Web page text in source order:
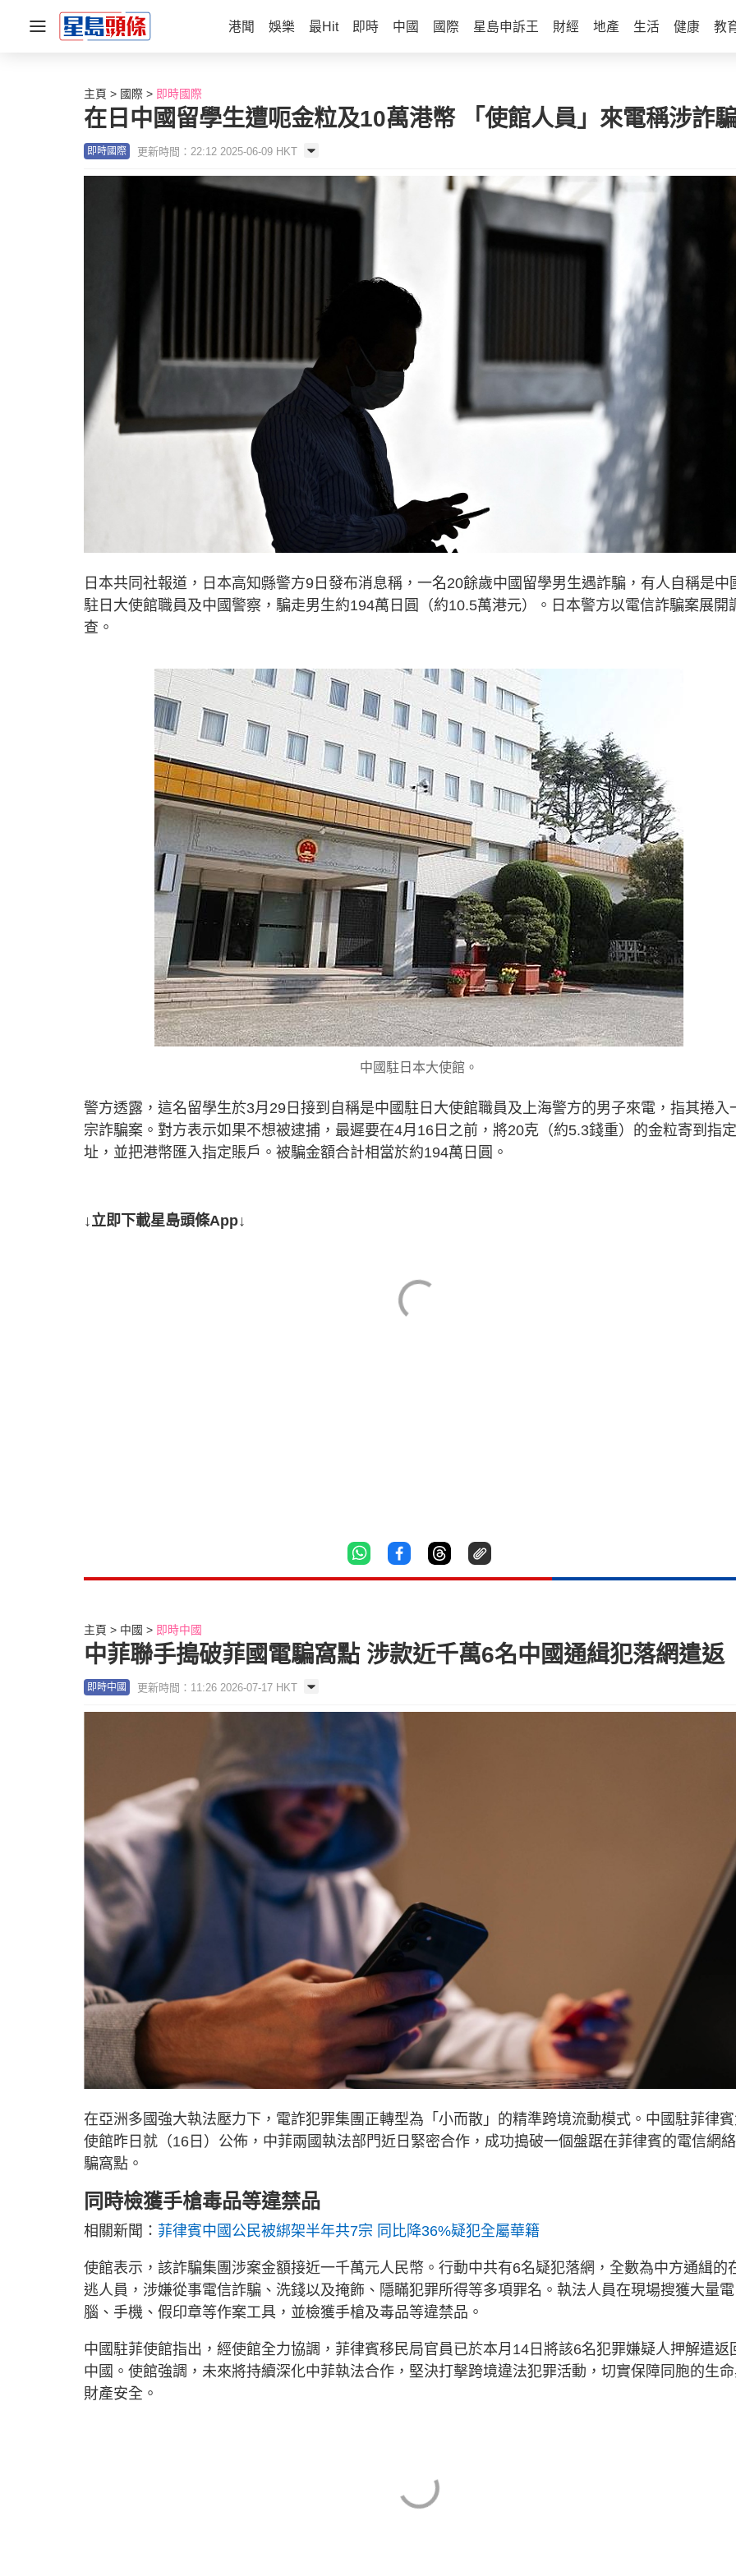
港聞 娛樂 最Hit 即時 中國 國際 星島申訴王 財經 地產 生活 健康 教
主頁 國際 即時國際
在日中國留學生遭呃金粒及10萬港幣 「使館人員」來電稱涉詐
即時國際 更新時間：22:12 2025-06-09 HKT
日本共同社報道，日本高知縣警方9日發布消息稱，一名20餘歲中國留學男生遇詐騙，有人自稱是中
駐日大使館職員及中國警察，騙走男生約194萬日圓（約10.5萬港元）。日本警方以電信詐騙案展開
查。
中國駐日本大使館。
警方透露，這名留學生於3月29日接到自稱是中國駐日大使館職員及上海警方的男子來電，指其捲入
宗詐騙案。對方表示如果不想被逮捕，最遲要在4月16日之前，將20克（約5.3錢重）的金粒寄到指
址，並把港幣匯入指定賬戶。被騙金額合計相當於約194萬日圓。
↓立即下載星島頭條App↓
主頁 中國 即時中國
中菲聯手搗破菲國電騙窩點 涉款近千萬6名中國通緝犯落網遣返
即時中國 更新時間：11:26 2026-07-17 HKT
在亞洲多國強大執法壓力下，電詐犯罪集團正轉型為「小而散」的精準跨境流動模式。中國駐菲律
使館昨日就（16日）公佈，中菲兩國執法部門近日緊密合作，成功搗破一個盤踞在菲律賓的電信網
騙窩點。
同時檢獲手槍毒品等違禁品
相關新聞： 菲律賓中國公民被綁架半年共7宗 同比降36%疑犯全屬華籍
使館表示，該詐騙集團涉案金額接近一千萬元人民幣。行動中共有6名疑犯落網，全數為中方通緝的
逃人員，涉嫌從事電信詐騙、洗錢以及掩飾、隱瞞犯罪所得等多項罪名。執法人員在現場搜獲大量電
腦、手機、假印章等作案工具，並檢獲手槍及毒品等違禁品。
中國駐菲使館指出，經使館全力協調，菲律賓移民局官員已於本月14日將該6名犯罪嫌疑人押解遣返
中國。使館強調，未來將持續深化中菲執法合作，堅決打擊跨境違法犯罪活動，切實保障同胞的生
財產安全。